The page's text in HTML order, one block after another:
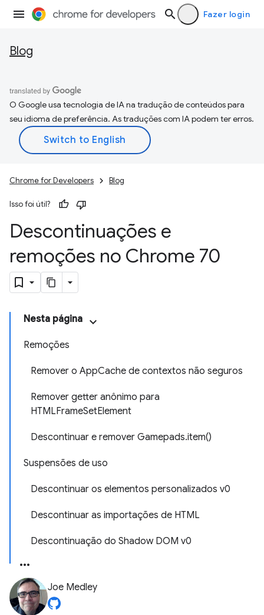
Fazer login
Blog
O Google usa tecnologia de IA na tradução de conteúdos para
seu idioma de preferência. As traduções com IA podem ter erros.
Chrome for Developers Blog
Isso foi útil?
Descontinuações e
remoções no Chrome 70
Nesta página
Remoções
Remover o AppCache de contextos não seguros
Remover getter anônimo para
HTMLFrameSetElement
Descontinuar e remover Gamepads.item()
Suspensões de uso
Descontinuar os elementos personalizados v0
Descontinuar as importações de HTML
Descontinuação do Shadow DOM v0
Joe Medley